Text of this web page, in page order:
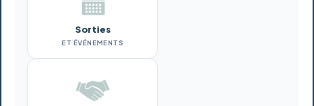
Sorties
ET ÉVÉNEMENTS